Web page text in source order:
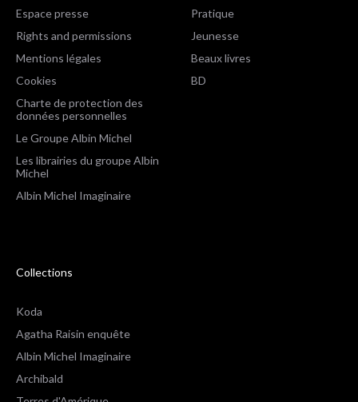
Espace presse
Rights and permissions
Mentions légales
Cookies
Charte de protection des
données personnelles
Le Groupe Albin Michel
Les librairies du groupe Albin
Michel
Albin Michel Imaginaire
Pratique
Jeunesse
Beaux livres
BD
Collections
Koda
Agatha Raisin enquête
Albin Michel Imaginaire
Archibald